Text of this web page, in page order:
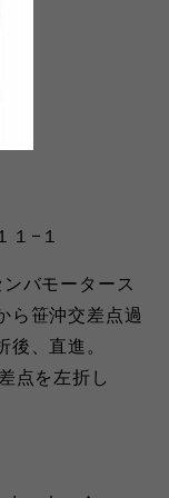
１−１
バモータース
ら笹沖交差点過
、直進。
点を左折し